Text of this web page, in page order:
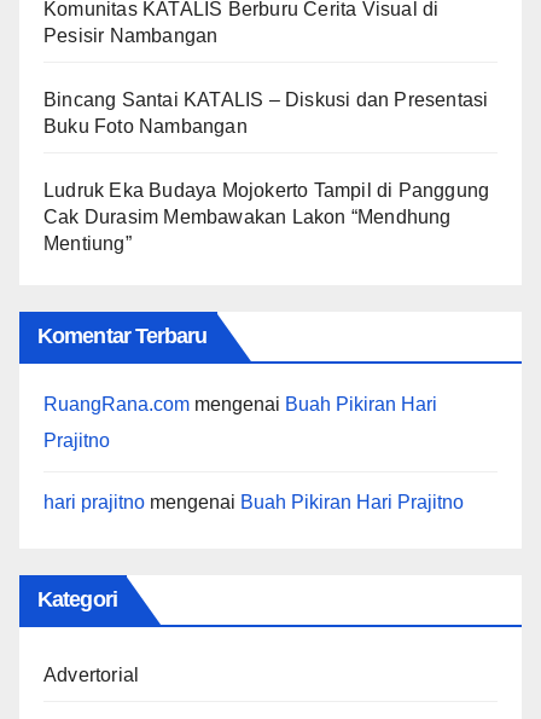
Komunitas KATALIS Berburu Cerita Visual di
Pesisir Nambangan
Bincang Santai KATALIS – Diskusi dan Presentasi
Buku Foto Nambangan
Ludruk Eka Budaya Mojokerto Tampil di Panggung
Cak Durasim Membawakan Lakon “Mendhung
Mentiung”
Komentar Terbaru
RuangRana.com mengenai Buah Pikiran Hari
Prajitno
hari prajitno mengenai Buah Pikiran Hari Prajitno
Kategori
Advertorial